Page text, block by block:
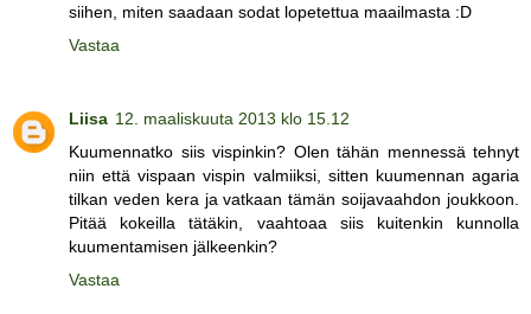
siihen, miten saadaan sodat lopetettua maailmasta :D
Vastaa
Liisa 12. maaliskuuta 2013 klo 15.12
Kuumennatko siis vispinkin? Olen tähän mennessä tehnyt
niin että vispaan vispin valmiiksi, sitten kuumennan agaria
tilkan veden kera ja vatkaan tämän soijavaahdon joukkoon.
Pitää kokeilla tätäkin, vaahtoaa siis kuitenkin kunnolla
kuumentamisen jälkeenkin?
Vastaa